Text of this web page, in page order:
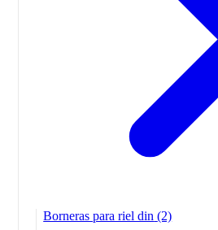
Borneras para riel din (2)